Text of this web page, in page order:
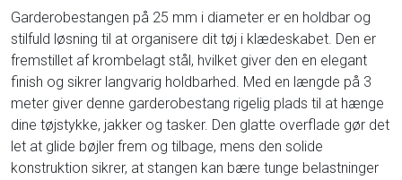
Garderobestangen på 25 mm i diameter er en holdbar og
stilfuld løsning til at organisere dit tøj i klædeskabet. Den er
fremstillet af krombelagt stål, hvilket giver den en elegant
finish og sikrer langvarig holdbarhed. Med en længde på 3
meter giver denne garderobestang rigelig plads til at hænge
dine tøjstykke, jakker og tasker. Den glatte overflade gør det
let at glide bøjler frem og tilbage, mens den solide
konstruktion sikrer, at stangen kan bære tunge belastninger